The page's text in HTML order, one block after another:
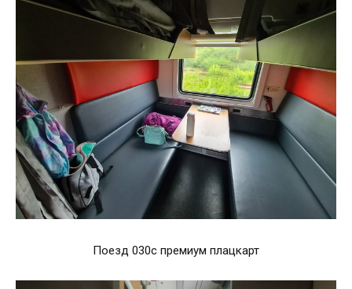
Поезд 030с премиум плацкарт